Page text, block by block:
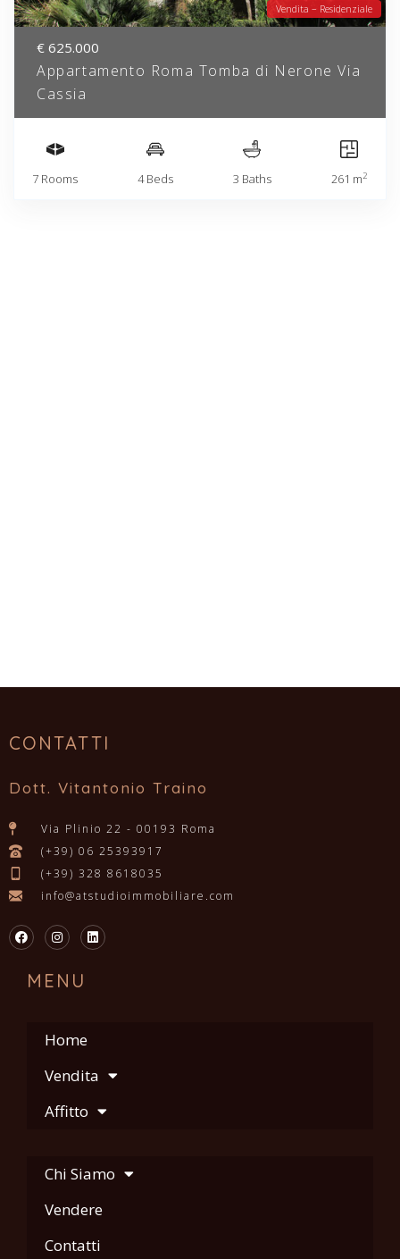
Vendita – Residenziale
€ 625.000
Appartamento Roma Tomba di Nerone Via
Cassia
7 Rooms 4 Beds 3 Baths 261 m2
CONTATTI
Dott. Vitantonio Traino
Via Plinio 22 - 00193 Roma
(+39) 06 25393917
(+39) 328 8618035
info@atstudioimmobiliare.com
MENU
Home
Vendita
Affitto
Chi Siamo
Vendere
Contatti